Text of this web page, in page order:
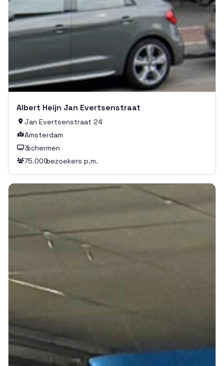
Albert Heijn Jan Evertsenstraat
 Jan Evertsenstraat 24
Amsterdam
3schermen
75.000bezoekers p.m.